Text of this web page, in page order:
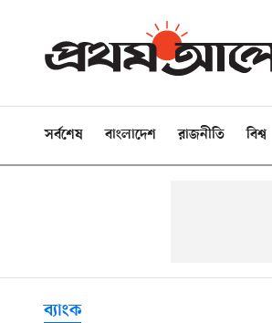
সর্বশেষ বাংলাদেশ রাজনীতি বিশ্ব
ব্যাংক